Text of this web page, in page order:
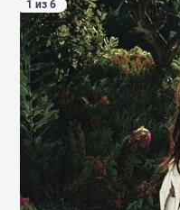
1 из 6